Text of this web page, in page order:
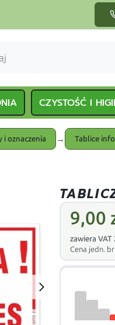
CZYSTOŚĆ I
i oznaczenia → Tablice
9,00
zawiera VAT
Cena jedn.